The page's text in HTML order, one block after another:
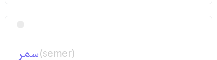
سمر(semer)